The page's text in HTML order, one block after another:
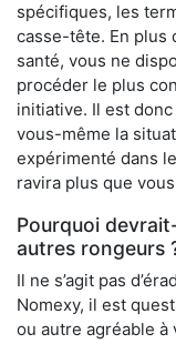
spécifiques, les
casse-tête. En plus
santé, vous ne
procéder le plus
initiative. Il est
vous-même la
expérimenté dans
ravira plus que
Pourquoi
autres rongeurs
Il ne s’agit pas
Nomexy, il est
ou autre agréable à